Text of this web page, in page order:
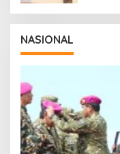
NASIONAL